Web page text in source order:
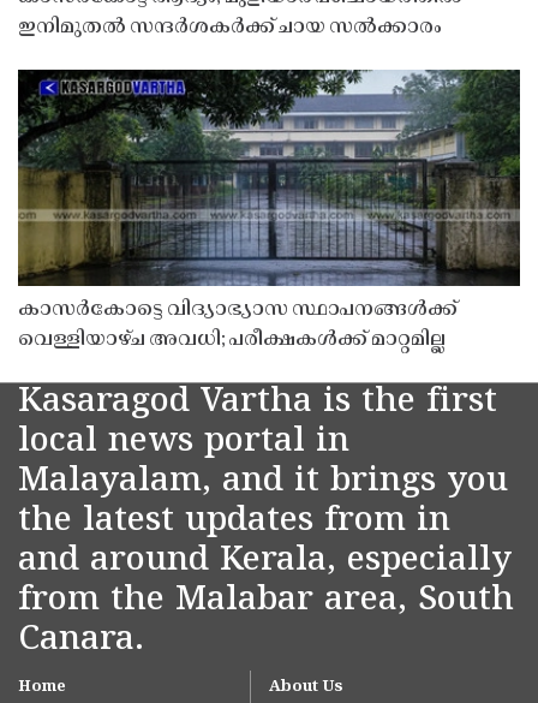
ഇനിമുതൽ സന്ദർശകർക്ക് ചായ സൽക്കാരം
കാസർകോട്ടെ വിദ്യാഭ്യാസ സ്ഥാപനങ്ങൾക്ക്
വെള്ളിയാഴ്ച അവധി; പരീക്ഷകൾക്ക് മാറ്റമില്ല
Kasaragod Vartha is the first
local news portal in
Malayalam, and it brings you
the latest updates from in
and around Kerala, especially
from the Malabar area, South
Canara.
Home About Us